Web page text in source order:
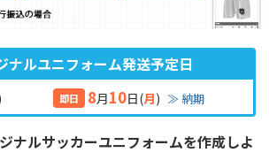
ナルユニフォーム発送予定日
即日 8月10日(月) ≫ 納期
ナルサッカーユニフォームを作成しよ